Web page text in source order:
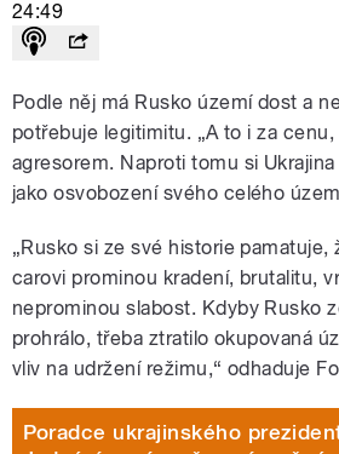
24:49
Podle něj má Rusko území dost a
potřebuje legitimitu. „A to i za
agresorem. Naproti tomu si
jako osvobození svého celého
„Rusko si ze své historie pamatuje,
carovi prominou kradení, brutalitu,
neprominou slabost. Kdyby Rusko
prohrálo, třeba ztratilo okupovaná
vliv na udržení režimu,“ odhaduje
Poradce ukrajinského